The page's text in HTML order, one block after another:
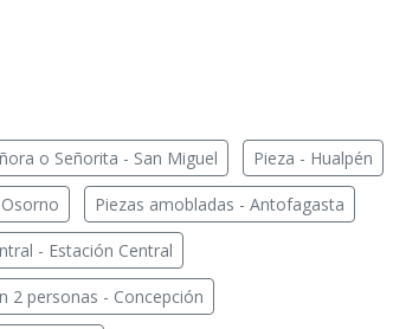
o Señorita - San Miguel Pieza - Hualpén
Piezas amobladas - Antofagasta
- Estación Central
2 personas - Concepción